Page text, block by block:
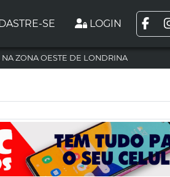
SE LOGIN
ZONA OESTE DE LONDRINA